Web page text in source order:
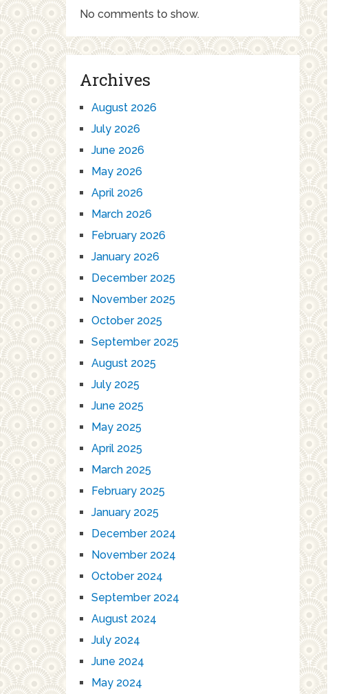
No comments to show.
Archives
August 2026
July 2026
June 2026
May 2026
April 2026
March 2026
February 2026
January 2026
December 2025
November 2025
October 2025
September 2025
August 2025
July 2025
June 2025
May 2025
April 2025
March 2025
February 2025
January 2025
December 2024
November 2024
October 2024
September 2024
August 2024
July 2024
June 2024
May 2024